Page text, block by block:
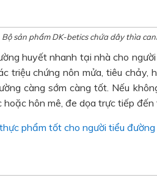
Bộ sản phẩm DK-betics chứa dây thìa
huyết nhanh tại nhà cho
triệu chứng nôn mửa, tiêu chảy,
càng sớm càng tốt. Nếu
hôn mê, đe dọa trực tiếp đến
phẩm tốt cho người tiểu đường